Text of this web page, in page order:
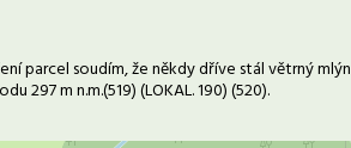
parcel soudím, že někdy dříve stál větrný
297 m n.m.(519) (LOKAL. 190) (520).